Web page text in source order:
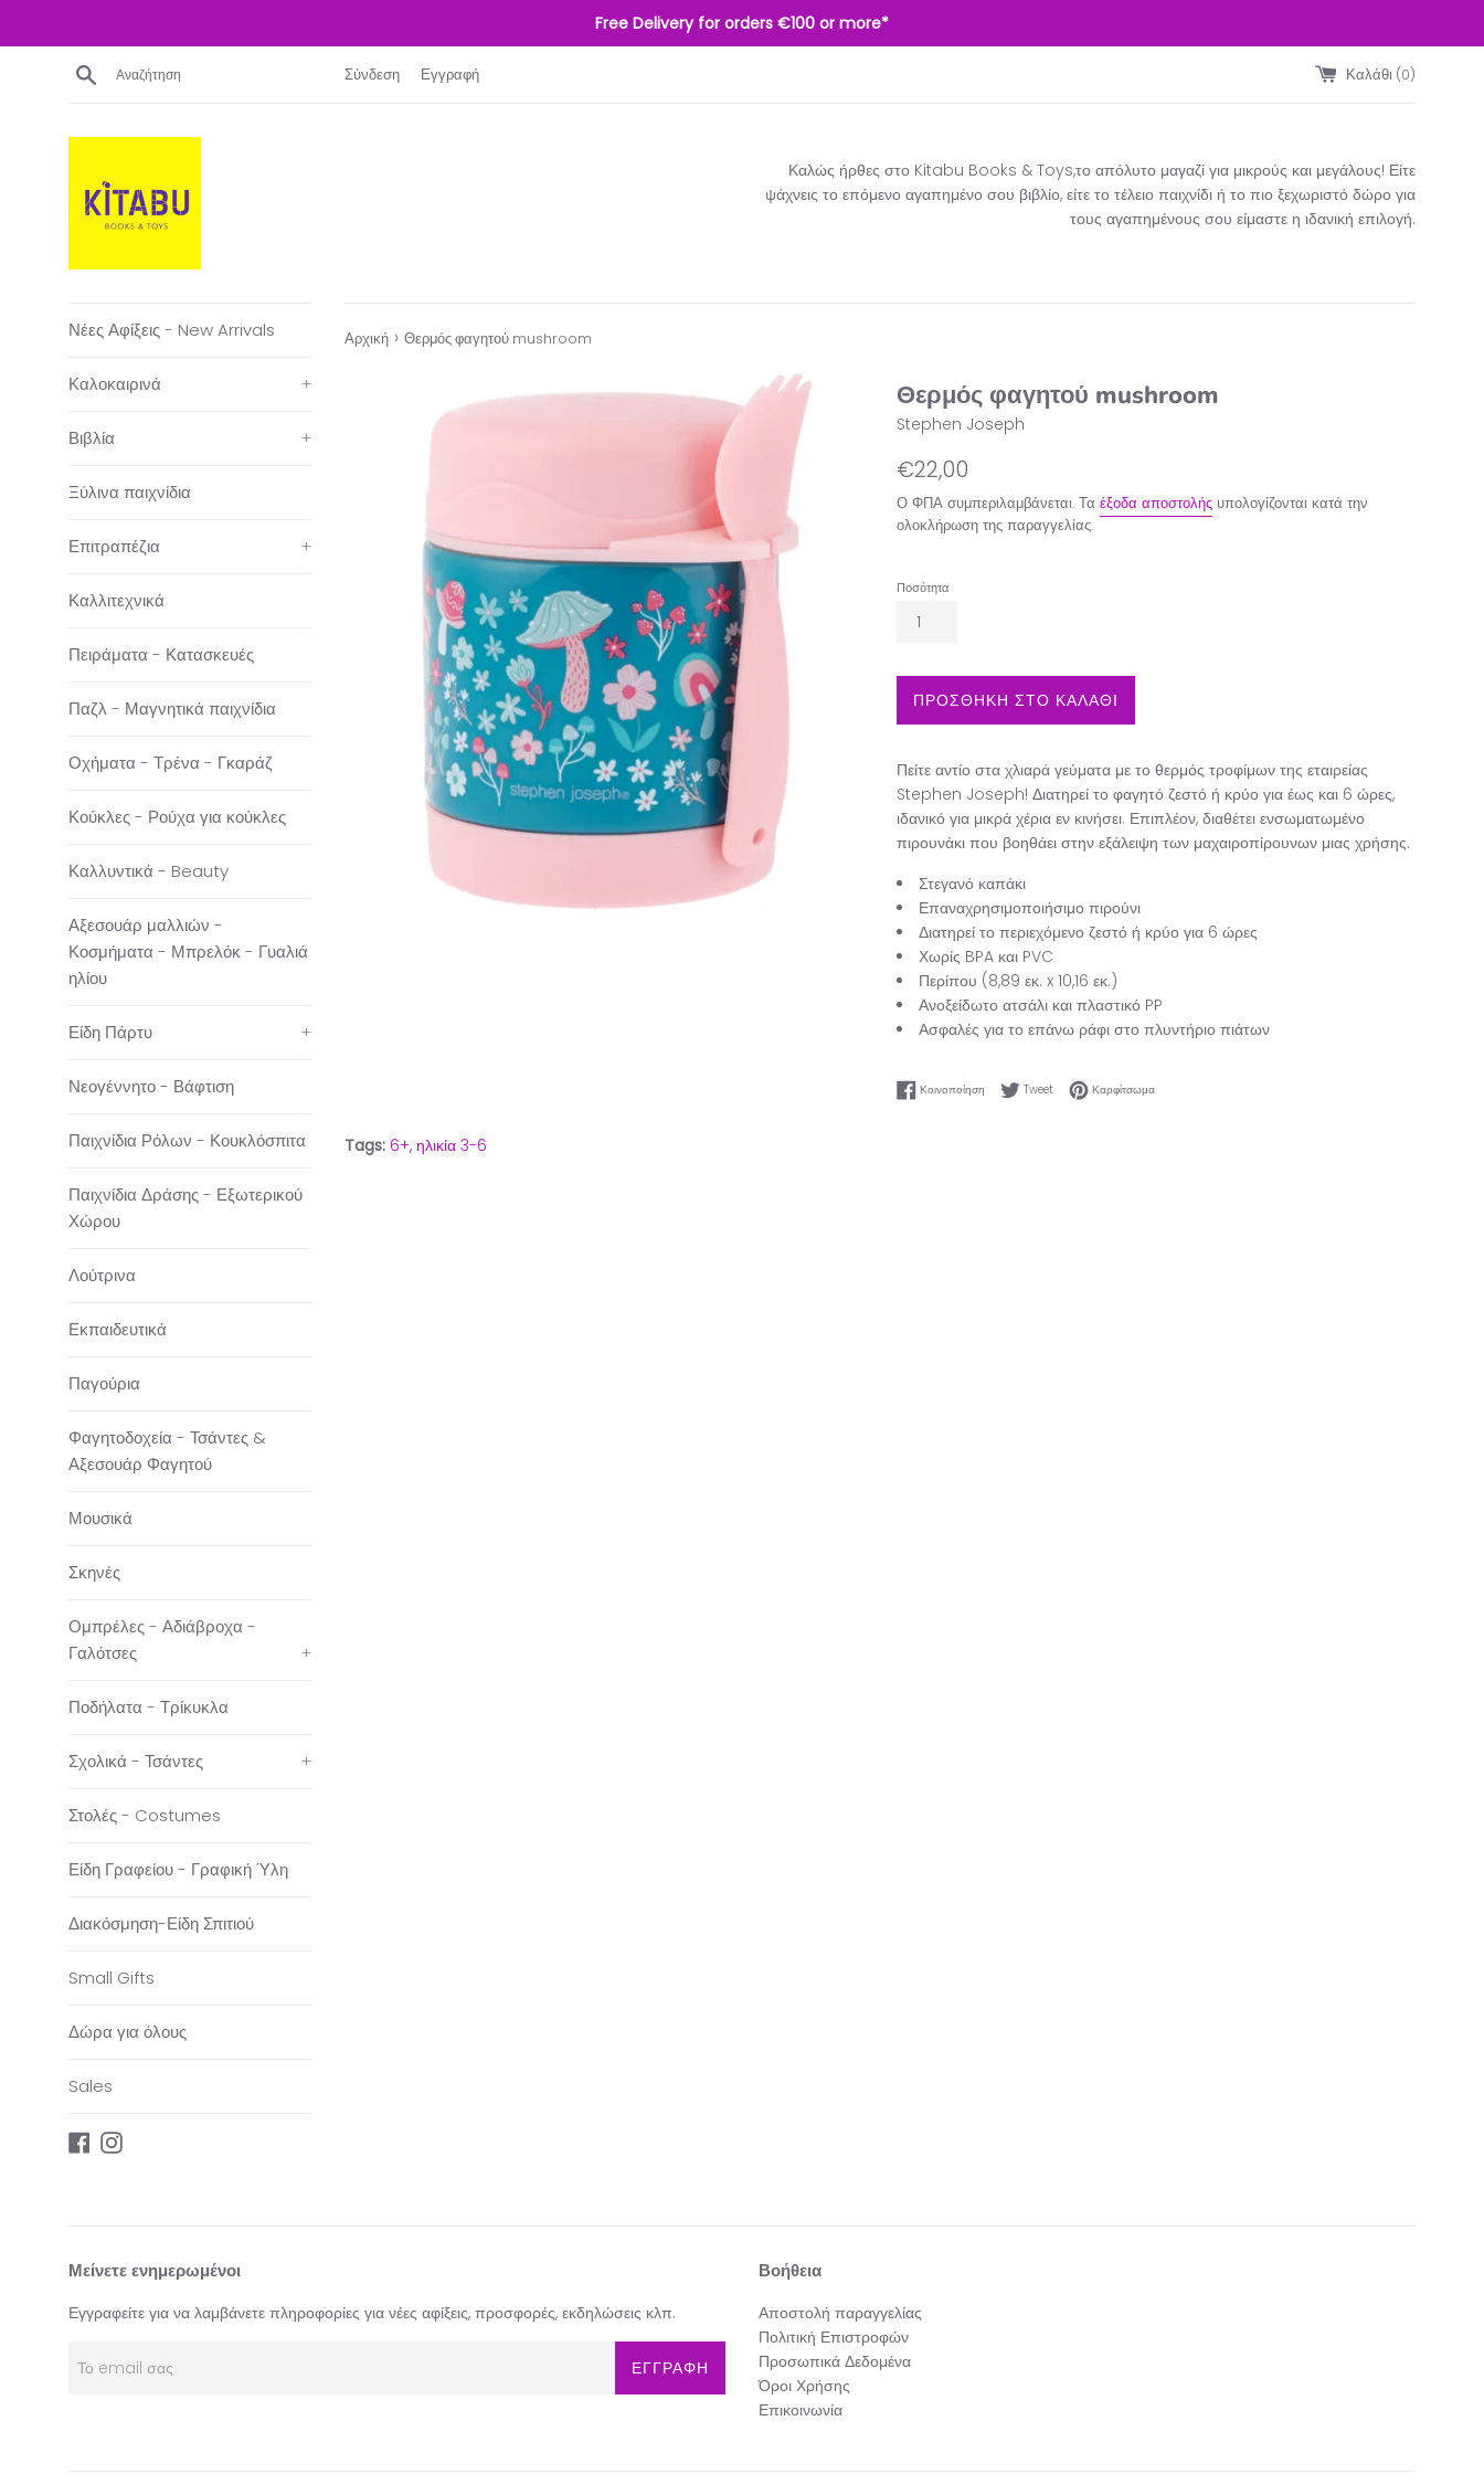
περιεχόμενο
Free Delivery for orders €100 or more*
Αναζήτηση Σύνδεση Εγγραφή Καλάθι (0)
Καλώς ήρθες στο Kitabu Books & Toys,το απόλυτο μαγαζί για μικρούς και μεγάλους! Είτε
ψάχνεις το επόμενο αγαπημένο σου βιβλίο, είτε το τέλειο παιχνίδι ή το πιο ξεχωριστό δώρο για
τους αγαπημένους σου είμαστε η ιδανική επιλογή.​
Νέες Αφίξεις - New Arrivals
Καλοκαιρινά +
Βιβλία +
Ξύλινα παιχνίδια
Επιτραπέζια +
Καλλιτεχνικά
Πειράματα - Κατασκευές
Παζλ - Μαγνητικά παιχνίδια
Οχήματα - Τρένα - Γκαράζ
Κούκλες - Ρούχα για κούκλες
Καλλυντικά - Beauty
Αξεσουάρ μαλλιών -
Κοσμήματα - Μπρελόκ - Γυαλιά
ηλίου
Είδη Πάρτυ +
Νεογέννητο - Βάφτιση
Παιχνίδια Ρόλων - Κουκλόσπιτα
Παιχνίδια Δράσης - Εξωτερικού
Χώρου
Λούτρινα
Εκπαιδευτικά
Παγούρια
Φαγητοδοχεία - Τσάντες &
Αξεσουάρ Φαγητού
Μουσικά
Σκηνές
Ομπρέλες - Αδιάβροχα -
Γαλότσες
+
Ποδήλατα - Τρίκυκλα
Σχολικά - Τσάντες +
Στολές - Costumes
Είδη Γραφείου - Γραφική Ύλη
Διακόσμηση-Είδη Σπιτιού
Small Gifts
Δώρα για όλους
Sales
Facebook
Instagram
Αρχική › Θερμός φαγητού mushroom
Θερμός φαγητού mushroom
Stephen Joseph
Κανονική
€22,00
Ο ΦΠΑ συμπεριλαμβάνεται. Τα έξοδα αποστολής υπολογίζονται κατά την
ολοκλήρωση της παραγγελίας.
Ποσότητα
ΠΡΟΣΘΗΚΗ ΣΤΟ ΚΑΛΑΘΙ
Πείτε αντίο στα χλιαρά γεύματα με το θερμός τροφίμων της εταιρείας
Stephen Joseph! Διατηρεί το φαγητό ζεστό ή κρύο για έως και 6 ώρες,
ιδανικό για μικρά χέρια εν κινήσει. Επιπλέον, διαθέτει ενσωματωμένο
πιρουνάκι που βοηθάει στην εξάλειψη των μαχαιροπίρουνων μιας χρήσης.
Στεγανό καπάκι
Επαναχρησιμοποιήσιμο πιρούνι
Διατηρεί το περιεχόμενο ζεστό ή κρύο για 6 ώρες
Χωρίς BPA και PVC
Περίπου (8,89 εκ. x 10,16 εκ.)
Ανοξείδωτο ατσάλι και πλαστικό PP
Ασφαλές για το επάνω ράφι στο πλυντήριο πιάτων
Κοινοποίηση Κοινοποίηση στο Facebook
TweetTweet στο Twitter
ΚαρφίτσωμαΚαρφίτσωμα στο Pinterest
Tags: 6+, ηλικία 3-6
Μείνετε ενημερωμένοι
Εγγραφείτε για να λαμβάνετε πληροφορίες για νέες αφίξεις, προσφορές, εκδηλώσεις κλπ.
ΕΓΓΡΑΦΗ
Βοήθεια
Αποστολή παραγγελίας
Πολιτική Επιστροφών
Προσωπικά Δεδομένα
Όροι Χρήσης
Επικοινωνία